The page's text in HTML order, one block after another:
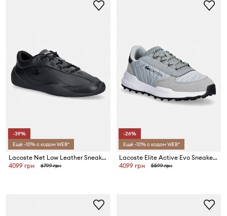
-39%
Ещё -10% с кодом WEB*
Lacoste Net Low Leather Sneakers кроссовки для мужчин
4099 грн
6799 грн
-26%
Ещё -10% с кодом WEB*
Lacoste Elite Active Evo Sneakers кроссовки для мужчин
4099 грн
5599 грн